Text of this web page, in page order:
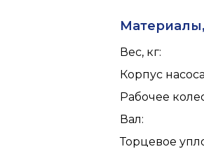
Вес, кг:
Корпус
Рабочее
Вал:
Торцевое